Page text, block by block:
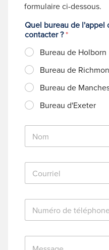
formulaire ci-dessous.
Quel bureau de l'appel
contacter ?*
Bureau de Holborn
Bureau de
Bureau de
Bureau d'Exeter
N
m
C
u
e
l
N
m
M